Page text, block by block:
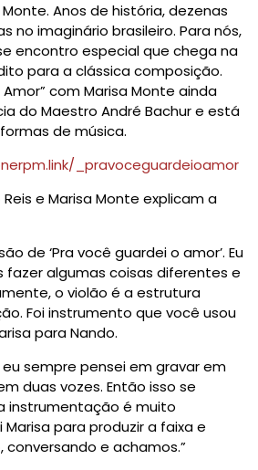
Anos de história, dezenas
no imaginário brasileiro. Para nós,
encontro especial que chega na
para a clássica composição.
com Marisa Monte ainda
do Maestro André Bachur e está
de música.
_pravoceguardeioamor
e Marisa Monte explicam a
de ‘Pra você guardei o amor’. Eu
fazer algumas coisas diferentes e
o violão é a estrutura
Foi instrumento que você usou
para Nando.
eu sempre pensei em gravar em
duas vozes. Então isso se
instrumentação é muito
para produzir a faixa e
e achamos.”